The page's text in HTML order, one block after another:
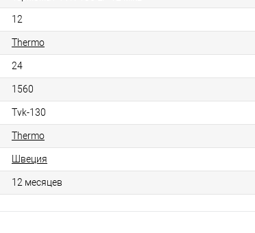
12
Thermo
24
1560
Tvk-130
Thermo
Швеция
12 месяцев